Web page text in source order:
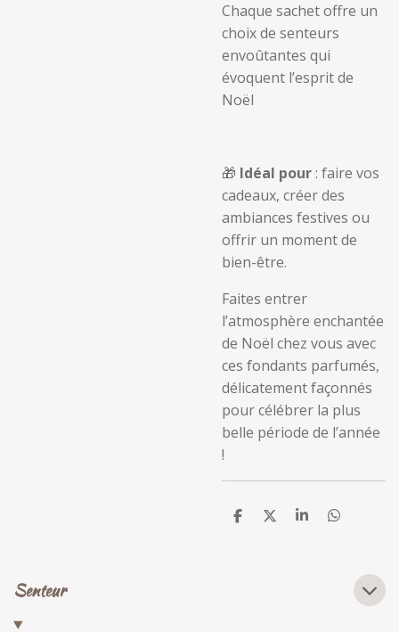
Chaque sachet offre un
choix de senteurs
envoûtantes qui
évoquent l’esprit de
Noël
🎁 Idéal pour: faire vos
cadeaux, créer des
ambiances festives ou
offrir un moment de
bien-être.
Faites entrer
l’atmosphère enchantée
de Noël chez vous avec
ces fondants parfumés,
délicatement façonnés
pour célébrer la plus
belle période de l’année
!
P
P
P
P
Senteur